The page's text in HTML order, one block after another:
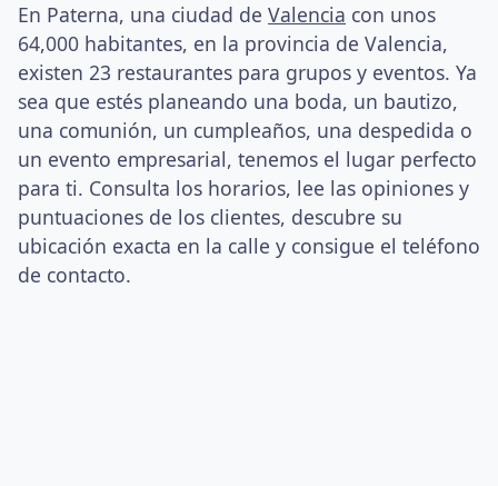
En Paterna, una ciudad de Valencia con unos
64,000 habitantes, en la provincia de Valencia,
existen 23 restaurantes para grupos y eventos. Ya
sea que estés planeando una boda, un bautizo,
una comunión, un cumpleaños, una despedida o
un evento empresarial, tenemos el lugar perfecto
para ti. Consulta los horarios, lee las opiniones y
puntuaciones de los clientes, descubre su
ubicación exacta en la calle y consigue el teléfono
de contacto.